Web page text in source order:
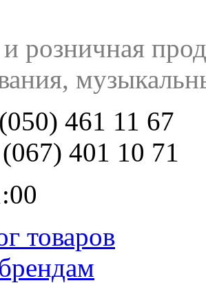
розничная
(050) 461 11 67
(067) 401 10 71
товаров